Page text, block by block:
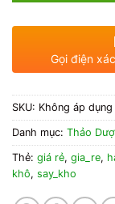
Gọi điện
SKU: Không áp dụng
Danh mục: Thảo
Thẻ: giá rẻ, gia_re,
khô, say_kho